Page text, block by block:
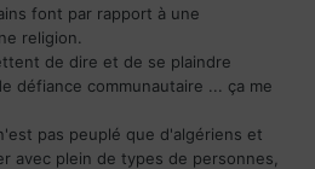
font par rapport à une
religion.
de dire et de se plaindre
défiance communautaire ... ça me
pas peuplé que d'algériens et
avec plein de types de personnes,